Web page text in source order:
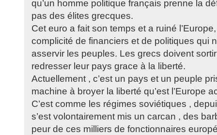
qu’un homme politique français prenne la
pas des élites grecques.
Cet euro a fait son temps et a ruiné
complicité de financiers et de politiques qui
asservir les peuples. Les grecs doivent
redresser leur pays grace à la liberté.
Actuellement , c’est un pays et un peuple
machine à broyer la liberté qu’est l’Europe
C’est comme les régimes soviétiques ,
s’est volontairement mis un carcan , des
peur de ces milliers de fonctionnaires